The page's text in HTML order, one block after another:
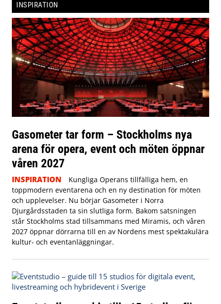
INSPIRATION
Gasometer tar form – Stockholms nya
arena för opera, event och möten öppnar
våren 2027
INSPIRATION
Kungliga Operans tillfälliga hem, en
toppmodern eventarena och en ny destination för möten
och upplevelser. Nu börjar Gasometer i Norra
Djurgårdsstaden ta sin slutliga form. Bakom satsningen
står Stockholms stad tillsammans med Miramis, och våren
2027 öppnar dörrarna till en av Nordens mest spektakulära
kultur- och eventanläggningar.